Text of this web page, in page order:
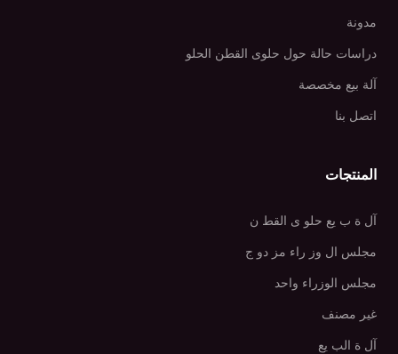
مدونة
دراسات حالة حول حلوى القطن الحلو
آلة بيع مخصصة
اتصل بنا
المنتجات
آل ة ب يع حلو ى القط ن
مجلس ال وز راء مز دو ج
مجلس الوزراء واحد
غير مصنف
آل ة الب يع